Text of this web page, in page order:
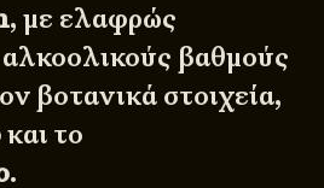
, με ελαφρώς
βαθμούς
βοτανικά στοιχεία,
και το
.